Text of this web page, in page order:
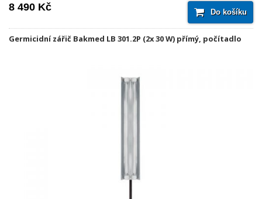
8 490 Kč Do košíku
Germicidní zářič Bakmed LB 301.2P (2x 30 W) přímý, počítadlo